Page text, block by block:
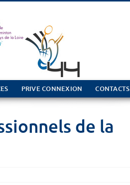
PRIVE CONNEXION CONTACTS
de la